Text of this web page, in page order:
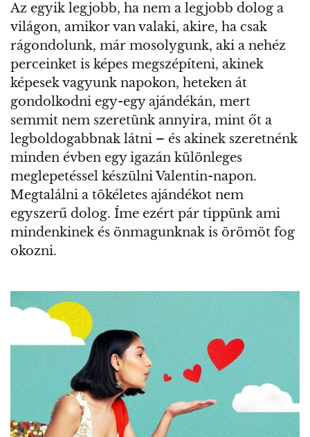
Az egyik legjobb, ha nem a legjobb dolog a
világon, amikor van valaki, akire, ha csak
rágondolunk, már mosolygunk, aki a nehéz
perceinket is képes megszépíteni, akinek
képesek vagyunk napokon, heteken át
gondolkodni egy-egy ajándékán, mert
semmit nem szeretünk annyira, mint őt a
legboldogabbnak látni – és akinek szeretnénk
minden évben egy igazán különleges
meglepetéssel készülni Valentin-napon.
Megtalálni a tökéletes ajándékot nem
egyszerű dolog. Íme ezért pár tippünk ami
mindenkinek és önmagunknak is örömöt fog
okozni.